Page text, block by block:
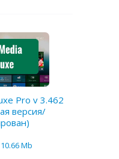
Pro v 3.462
версия/
10.66 Mb